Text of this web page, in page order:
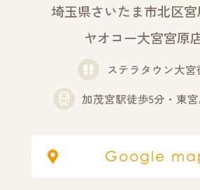
埼玉県さいたま市北区
ヤオコー大宮宮原
ステラタウン大宮
加茂宮駅徒歩5分・東
Google